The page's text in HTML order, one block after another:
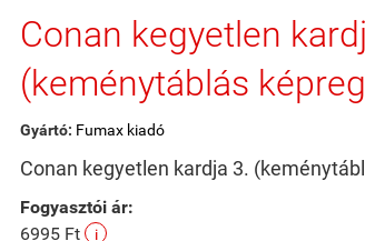
Conan kegyetlen
(keménytáblás
Gyártó: Fumax kiadó
Conan kegyetlen kardja 3.
Fogyasztói ár:
6995 Ft
i